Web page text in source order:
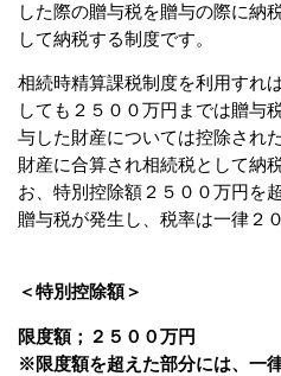
した際の贈与税を贈与の際に納
して納税する制度です。
相続時精算課税制度を利用すれ
しても２５００万円までは贈与
与した財産については控除され
財産に合算され相続税として納
お、特別控除額２５００万円を
贈与税が発生し、税率は一律２
＜特別控除額＞
限度額；２５００万円
※限度額を超えた部分には、一